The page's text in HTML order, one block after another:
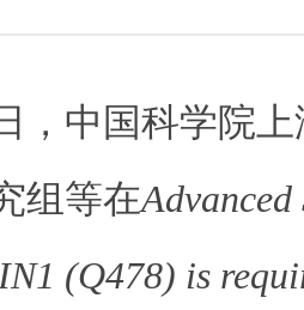
，中国科学院
组等在Advanced
(Q478) is